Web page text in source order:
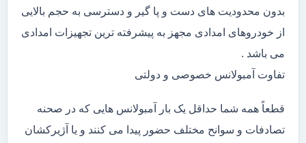
بدون محدودیت های دست و پا گیر و دسترسی به حجم بالایی
از خودروهای امدادی مجهز به پیشرفته ترین تجهیزات امدادی
می باشد .
تفاوت آمبولانس خصوصی و دولتی
قطعاً همه شما حداقل یک بار آمبولانس هایی که در صحنه
تصادفات و سوانح مختلف حضور پیدا می کنند و یا آژیرکشان